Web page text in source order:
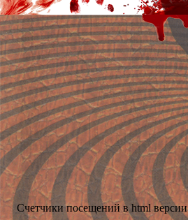
Счетчики посещений в html версии